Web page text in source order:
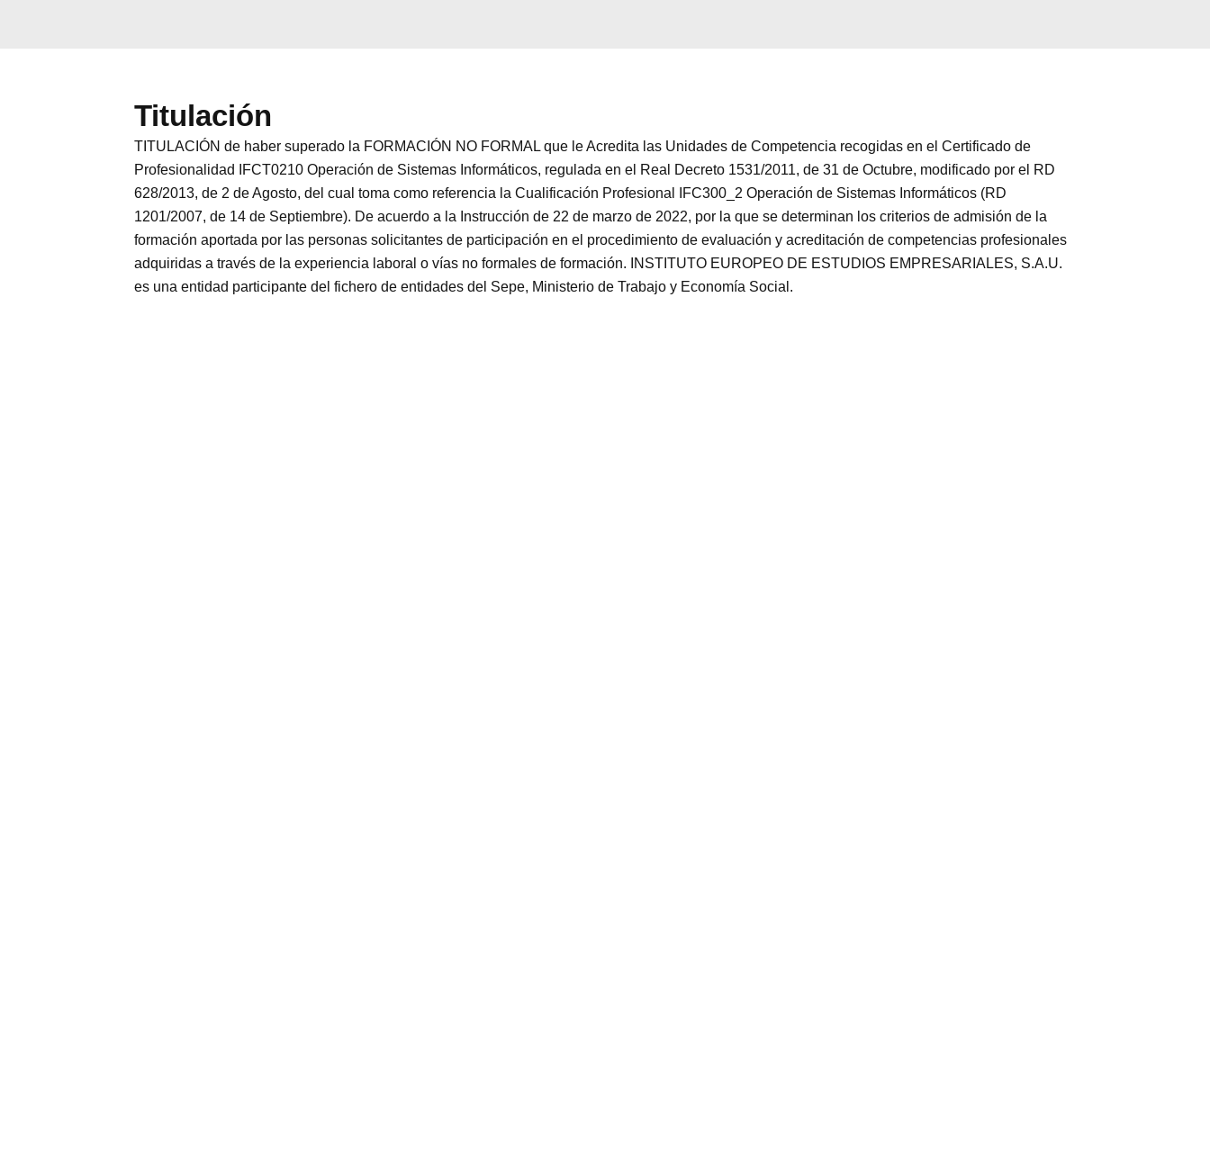
Titulación
TITULACIÓN de haber superado la FORMACIÓN NO FORMAL que le Acredita las Unidades de Competencia recogidas en el Certificado de
Profesionalidad IFCT0210 Operación de Sistemas Informáticos, regulada en el Real Decreto 1531/2011, de 31 de Octubre, modificado por el RD
628/2013, de 2 de Agosto, del cual toma como referencia la Cualificación Profesional IFC300_2 Operación de Sistemas Informáticos (RD
1201/2007, de 14 de Septiembre). De acuerdo a la Instrucción de 22 de marzo de 2022, por la que se determinan los criterios de admisión de la
formación aportada por las personas solicitantes de participación en el procedimiento de evaluación y acreditación de competencias profesionales
adquiridas a través de la experiencia laboral o vías no formales de formación. INSTITUTO EUROPEO DE ESTUDIOS EMPRESARIALES, S.A.U.
es una entidad participante del fichero de entidades del Sepe, Ministerio de Trabajo y Economía Social.